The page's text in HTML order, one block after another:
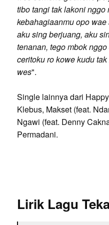
tibo tangi tak lakoni nggo
kebahagiaanmu opo
aku sing berjuang, aku
tenanan, tego mbok
ceritoku ro kowe kudu
wes".
Single lainnya dari
Klebus, Makset (feat.
Ngawi (feat. Denny
Permadani.
Lirik Lagu